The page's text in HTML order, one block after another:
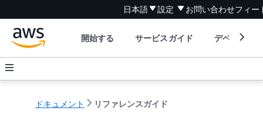
日本語 設定 お問い合わせフィー
開始する サービスガイド デベロッパ
ドキュメント リファレンスガイド